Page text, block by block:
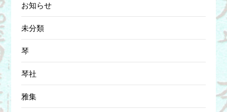
お知らせ
未分類
琴
琴社
雅集